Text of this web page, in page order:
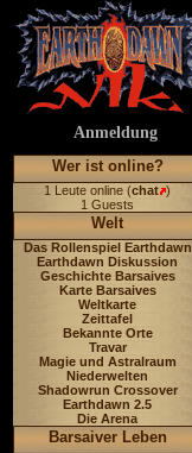
Anmeldung
Wer ist online?
1 Leute online (chat )
1 Guests
Welt
Das Rollenspiel Earthdawn
Earthdawn Diskussion
Geschichte Barsaives
Karte Barsaives
Weltkarte
Zeittafel
Bekannte Orte
Travar
Magie und Astralraum
Niederwelten
Shadowrun Crossover
Earthdawn 2.5
Die Arena
Barsaiver Leben